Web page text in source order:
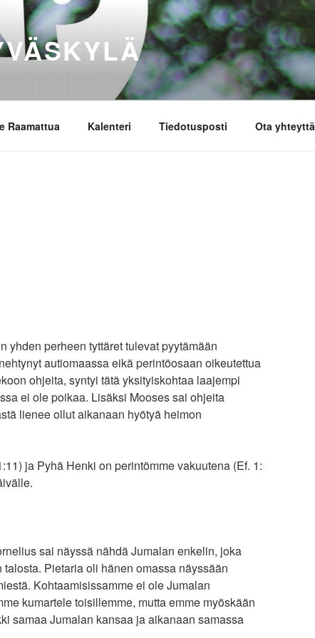
Raamattua Kalenteri Tiedotusposti Ota yhteyttä
yhden perheen tyttäret tulevat pyytämään
autiomaassa eikä perintöosaan oikeutettua
ohjeita, syntyi tätä yksityiskohtaa laajempi
ei ole poikaa. Lisäksi Mooses sai ohjeita
lienee ollut aikanaan hyötyä heimon
ja Pyhä Henki on perintömme vakuutena (Ef. 1:
sai näyssä nähdä Jumalan enkelin, joka
Pietaria oli hänen omassa näyssään
Kohtaamisissamme ei ole Jumalan
kumartele toisillemme, mutta emme myöskään
samaa Jumalan kansaa ja aikanaan samassa